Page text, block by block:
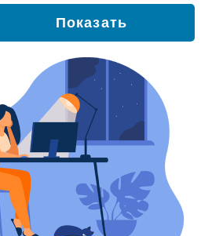
Показать